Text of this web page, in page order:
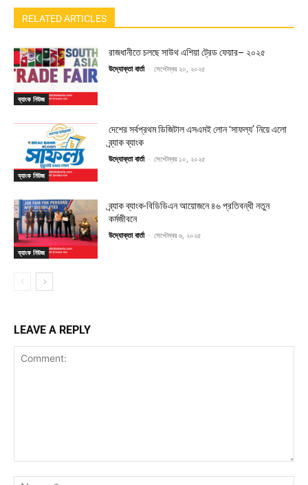
RELATED ARTICLES
ব্যাংক নিউজ
রাজধানীতে চলছে সাউথ এশিয়া ট্রেড ফেয়ার– ২০২৫
উদ্যোক্তা বার্তা - সেপ্টেম্বর ২০, ২০২৫
ব্যাংক নিউজ
দেশের সর্বপ্রথম ডিজিটাল এসএমই লোন ‘সাফল্য’ নিয়ে এলো
ব্র্যাক ব্যাংক
উদ্যোক্তা বার্তা - সেপ্টেম্বর ১০, ২০২৫
ব্যাংক নিউজ
ব্র্যাক ব্যাংক-বিডিডিএন আয়োজনে ৪৬ প্রতিবন্ধী নতুন
কর্মজীবনে
উদ্যোক্তা বার্তা - সেপ্টেম্বর ৬, ২০২৫
LEAVE A REPLY